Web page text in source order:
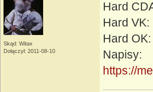
Skąd: Witax
Dołączył: 2011-08-10
Hard
Hard VK:
Hard OK:
Napisy:
https://